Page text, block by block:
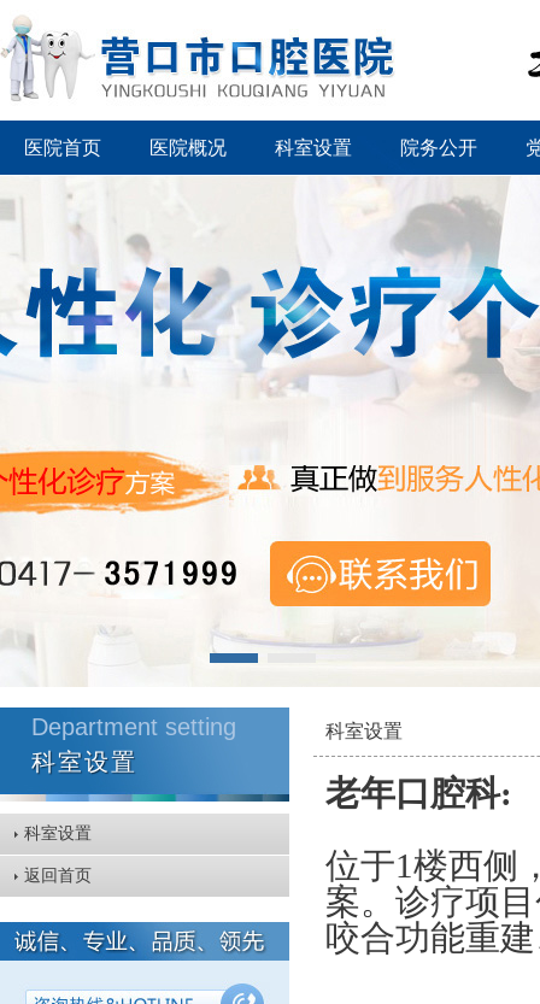
医院首页 医院概况 科室设置 院务公开
Department setting
科室设置
科室设置
返回首页
科室设置
老年口腔科:
位于1楼西侧
案。诊疗项
咬合功能重